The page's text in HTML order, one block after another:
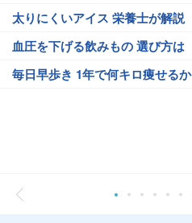
太りにくいアイス 栄養士が解説
血圧を下げる飲みもの 選び方は
毎日早歩き 1年で何キロ痩せるか